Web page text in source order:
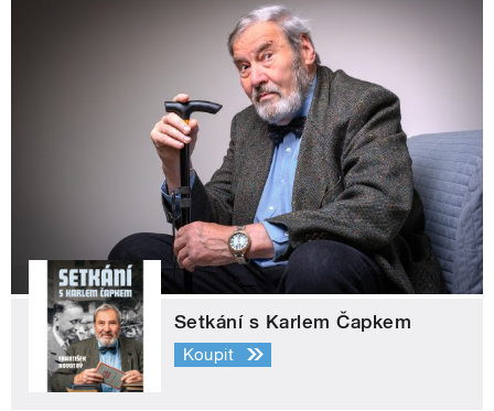
Setkání s Karlem Čapkem
Koupit